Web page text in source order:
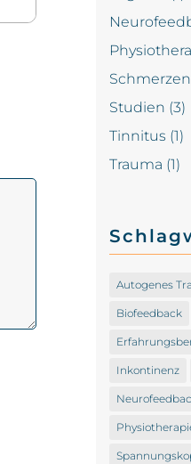
Schmerzen
Studien (3)
Tinnitus (1)
Trauma (1)
Autogenes
Biofeedback
Inkontinenz